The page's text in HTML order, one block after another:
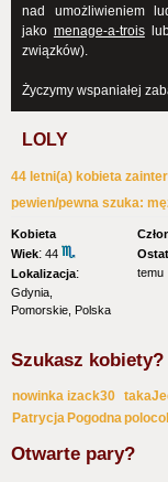
nad umożliwieniem
jako menage-a-troislub
związków).
Życzymy wspaniałej
LOLY
44 letni(a) kobieta
pewien/pewna szuka:
Kobieta
Wiek: 44
Lokalizacja:
Gdynia,
Pomorskie, Polska
temu
Szukasz kobiety?
nowinka izack30
Patrycja Pogodna
Otwarte pary?